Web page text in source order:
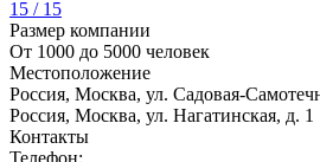
15 / 15
Размер компании
От 1000 до 5000 человек
Местоположение
Россия, Москва, ул. Садовая-
Россия, Москва, ул. Нагатинская, д. 1
Контакты
Телефон: